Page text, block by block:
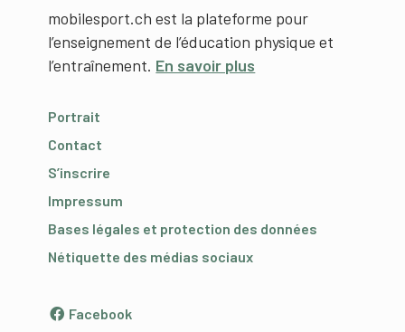
mobilesport.ch est la plateforme pour
l’enseignement de l’éducation physique et
l’entraînement. En savoir plus
Portrait
Contact
S’inscrire
Impressum
Bases légales et protection des données
Nétiquette des médias sociaux
Facebook